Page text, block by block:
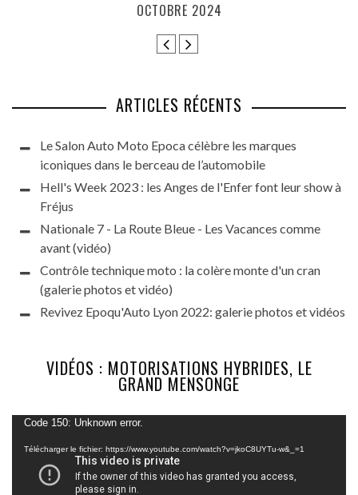
OCTOBRE 2024
ARTICLES RÉCENTS
Le Salon Auto Moto Epoca célèbre les marques
iconiques dans le berceau de l’automobile
Hell's Week 2023 : les Anges de l'Enfer font leur show à
Fréjus
Nationale 7 - La Route Bleue - Les Vacances comme
avant (vidéo)
Contrôle technique moto : la colère monte d'un cran
(galerie photos et vidéo)
Revivez Epoqu'Auto Lyon 2022: galerie photos et vidéos
VIDÉOS : MOTORISATIONS HYBRIDES, LE
GRAND MENSONGE
Lecteur
vidéo
Code 150: Unknown error.
Télécharger le fichier: https://www.youtube.com/watch?v=jkoC8UYTu-w&_=1